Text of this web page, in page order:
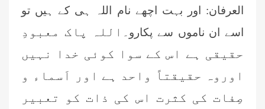
العرفان: اور بہت اچھے نام اللہ ہی کے ہیں تو
اسے ان ناموں سے پکارو۔ اللہ پاک معبودِ
حقیقی ہے اس کے سوا کوئی خدا نہیں
اوروہ حقیقتاً واحد ہے اور اَسماء و
صِفات کی کثرت اس کی ذات کو تعبیر